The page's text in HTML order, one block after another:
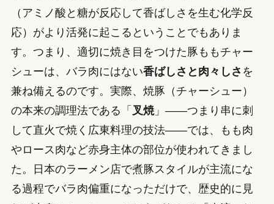
（アミノ酸と糖が反応して香ばしさを生む化学反
応）がより活発に起こるということでもありま
す。つまり、適切に焼き目をつけた豚ももチャー
シューは、バラ肉にはない香ばしさと肉々しさ を
兼ね備えるのです。実際、焼豚（チャーシュー）
の本来の調理法である「 叉焼」——つまり串に刺
して直火で焼く広東料理の技法——では、もも肉
やロース肉など赤身主体の部位が使われてきまし
た。日本のラーメン店で煮豚スタイルが主流にな
る過程でバラ肉偏重になっただけで、歴史的に見